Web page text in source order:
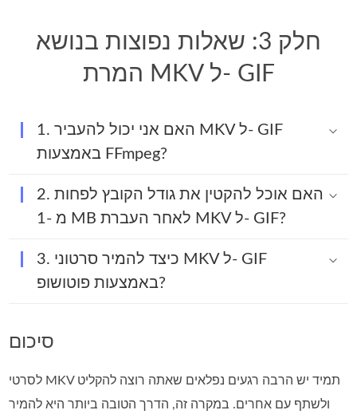
חלק 3: שאלות נפוצות בנושא
המרת MKV ל- GIF
1. האם אני יכול להעביר MKV ל- GIF
באמצעות FFmpeg?
2. האם אוכל להקטין את גודל הקובץ לפחות
מ -1 MB לאחר העברת MKV ל- GIF?
3. כיצד להמיר סרטוני MKV ל- GIF
באמצעות פוטושופ?
סיכום
לסרטי MKV תמיד יש הרבה רגעים נפלאים שאתה רוצה להקליט
ולשתף עם אחרים. במקרה זה, הדרך הטובה ביותר היא להמיר